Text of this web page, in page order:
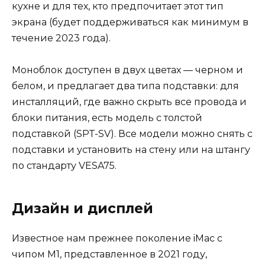
кухне и для тех, кто предпочитает этот тип
экрана (будет поддерживаться как минимум в
течение 2023 года).
Моноблок доступен в двух цветах — черном и
белом, и предлагает два типа подставки: для
инсталляций, где важно скрыть все провода и
блоки питания, есть модель с толстой
подставкой (SPT-SV). Все модели можно снять с
подставки и установить на стену или на штангу
по стандарту VESA75.
Дизайн и дисплей
Известное нам прежнее поколение iMac с
чипом M1, представленное в 2021 году,